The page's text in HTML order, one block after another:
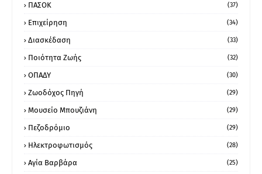
ΠΑΣΟΚ (37)
Επιχείρηση (34)
Διασκέδαση (33)
Ποιότητα Ζωής (32)
ΟΠΑΔΥ (30)
Ζωοδόχος Πηγή (29)
Μουσείο Μπουζιάνη (29)
Πεζοδρόμιο (29)
Ηλεκτροφωτισμός (28)
Αγία Βαρβάρα (25)